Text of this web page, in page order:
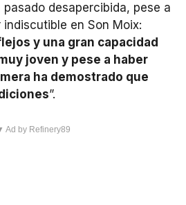
desapercibida, pese a
en Son Moix:
y una gran capacidad
joven y pese a haber
ha demostrado que
”.
Ad by Refinery89